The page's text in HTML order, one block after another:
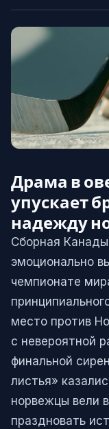
Драма в
упускает
надежду
Сборная
эмоционально
чемпионате
место против
с невероятной
финальной
листья»
норвежцы вели
праздновать